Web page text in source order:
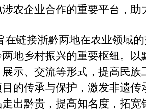
农企业合作的重要平台，助
在链接浙黔两地在农业领域
地乡村振兴的重要枢纽。以
示、交流等形式，提高民族
的传承与保护，激发非遗传
出黔贵，提高知名度，拓宽